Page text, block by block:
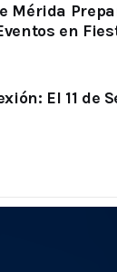
Mérida
en
El 11 de